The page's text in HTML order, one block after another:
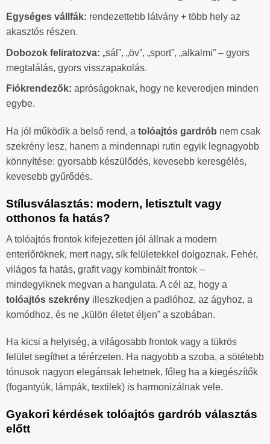
Egységes vállfák: rendezettebb látvány + több hely az
akasztós részen.
Dobozok feliratozva: „sál”, „öv”, „sport”, „alkalmi” – gyors
megtalálás, gyors visszapakolás.
Fiókrendezők: apróságoknak, hogy ne keveredjen minden
egybe.
Ha jól működik a belső rend, a tolóajtós gardrób nem csak
szekrény lesz, hanem a mindennapi rutin egyik legnagyobb
könnyítése: gyorsabb készülődés, kevesebb keresgélés,
kevesebb gyűrődés.
Stílusválasztás: modern, letisztult vagy
otthonos fa hatás?
A tolóajtós frontok kifejezetten jól állnak a modern
enteriőröknek, mert nagy, sík felületekkel dolgoznak. Fehér,
világos fa hatás, grafit vagy kombinált frontok –
mindegyiknek megvan a hangulata. A cél az, hogy a
tolóajtós szekrény illeszkedjen a padlóhoz, az ágyhoz, a
komódhoz, és ne „külön életet éljen” a szobában.
Ha kicsi a helyiség, a világosabb frontok vagy a tükrös
felület segíthet a térérzeten. Ha nagyobb a szoba, a sötétebb
tónusok nagyon elegánsak lehetnek, főleg ha a kiegészítők
(fogantyúk, lámpák, textilek) is harmonizálnak vele.
Gyakori kérdések tolóajtós gardrób választás
előtt